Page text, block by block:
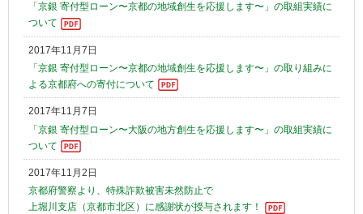
「京銀 寄付型ローン〜京都の地域創生を応援します〜」の取組実績に
ついて
2017年11月7日
「京銀 寄付型ローン〜京都の地域創生を応援します〜」の取り組みに
よる京都府への寄付について
2017年11月7日
「京銀 寄付型ローン〜大阪の地方創生を応援します〜」の取組実績に
ついて
2017年11月2日
京都府警察より、特殊詐欺被害未然防止で
上堀川支店（京都市北区）に感謝状が授与されます！